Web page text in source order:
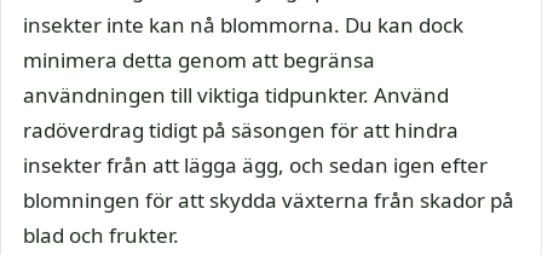
insekter inte kan nå blommorna. Du kan dock
minimera detta genom att begränsa
användningen till viktiga tidpunkter. Använd
radöverdrag tidigt på säsongen för att hindra
insekter från att lägga ägg, och sedan igen efter
blomningen för att skydda växterna från skador på
blad och frukter.